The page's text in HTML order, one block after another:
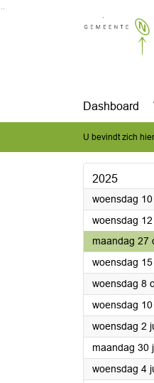
Ga naar de inhoud van deze
Dashboard
U bevindt zich
2025
woensdag
woensdag
maandag 27
woensdag
woensdag 8
woensdag
woensdag 2
maandag 30
woensdag 4